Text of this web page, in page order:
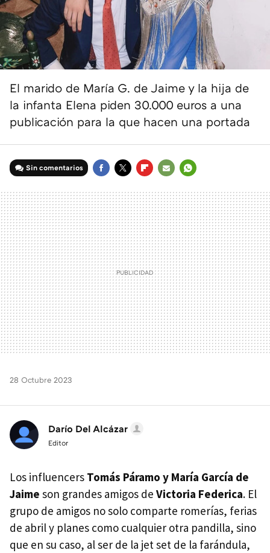
El marido de María G. de Jaime y la hija de
la infanta Elena piden 30.000 euros a una
publicación para la que hacen una portada
Sin comentarios
MAIL
28 Octubre 2023
Darío Del Alcázar
Editor
Los influencers Tomás Páramo y María García de
Jaime son grandes amigos de Victoria Federica. El
grupo de amigos no solo comparte romerías, ferias
de abril y planes como cualquier otra pandilla, sino
que en su caso, al ser de la jet set de la farándula,